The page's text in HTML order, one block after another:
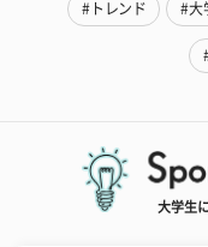
#トレンド #大
大学生